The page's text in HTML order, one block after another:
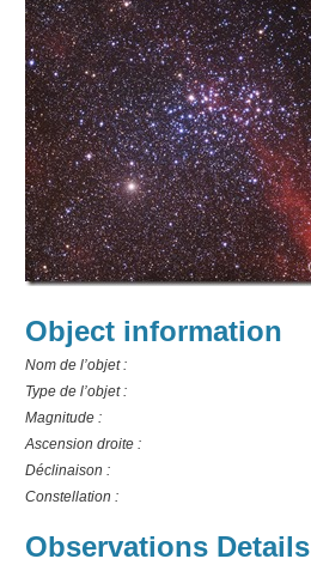
Object information
Nom de l’objet :
Type de l’objet :
Magnitude :
Ascension droite :
Déclinaison :
Constellation :
Observations Details